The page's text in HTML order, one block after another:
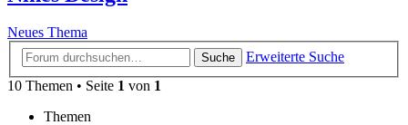
Neues Thema
Suche
Erweiterte Suche
10 Themen • Seite 1 von 1
Themen